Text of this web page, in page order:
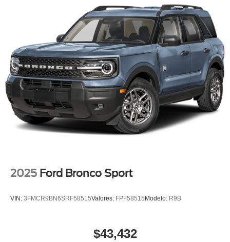
2025 Ford Bronco Sport
VIN: 3FMCR9BN6SRF58515Valores: FPF58515 Modelo: R9B
$43,432